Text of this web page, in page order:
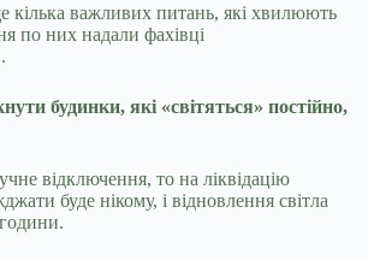
кілька важливих питань, які хвилюють
по них надали фахівці
будинки, які «світяться» постійно,
відключення, то на ліквідацію
буде нікому, і відновлення світла